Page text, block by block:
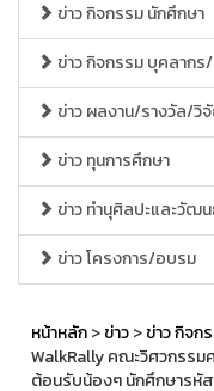
ข่าว กิจกรรม นักศึกษา
ข่าว กิจกรรม บุคลาก
ข่าว ผลงาน/รางวัล/วิ
ข่าว ทุนการศึกษา
ข่าว ทำนุศิลปะและวัฒ
ข่าว โครงการ/อบรม
หน้าหลัก>ข่าว>ข่าว กิจก
WalkRally คณะวิศวกรรม
ต้อนรับน้องๆ นักศึกษารหั